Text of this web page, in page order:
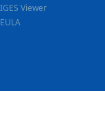
IGES Viewer
EULA